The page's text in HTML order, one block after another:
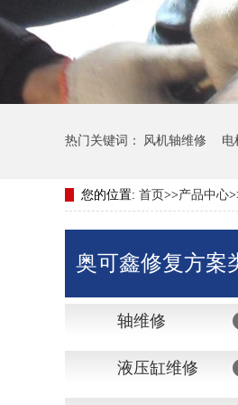
热门关键词： 风机轴维修 电
您的位置: 首页>>产品中心
奥可鑫修复方案
轴维修
液压缸维修